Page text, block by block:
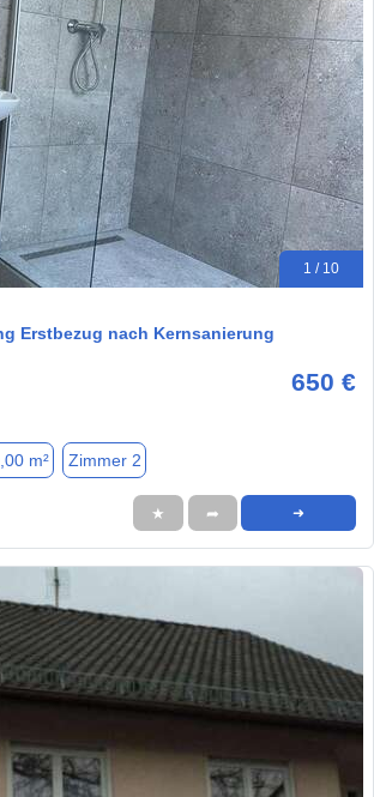
1 / 10
Erstbezug nach Kernsanierung
650 €
m² Zimmer 2
★ ➦ ➜